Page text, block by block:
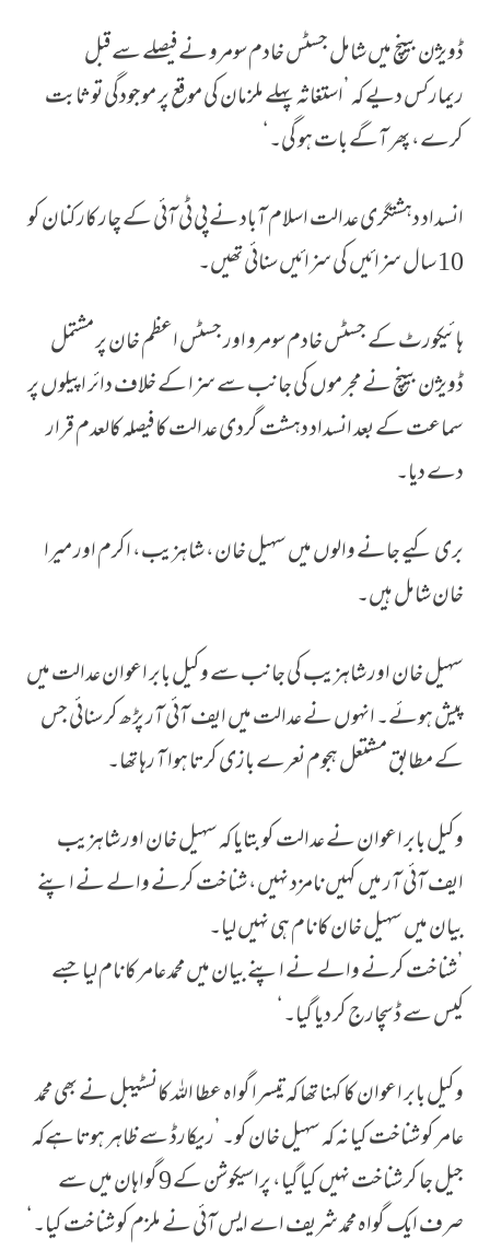
ڈویژن بینچ میں شامل جسٹس خادم سومرو نے فیصلے سے قبل
ریمارکس دیے کہ ’استغاثہ پہلے ملزمان کی موقع پر موجودگی تو ثابت
کرے، پھر آگے بات ہو گی۔‘
انسداد دہشتگری عدالت اسلام آباد نے پی ٹی آئی کے چار کارکنان کو
10 سال سزائیں کی سزائیں سنائی تھیں۔
ہائیکورٹ کے جسٹس خادم سومرو اور جسٹس اعظم خان پر مشتمل
ڈویژن بینچ نے مجرموں کی جانب سے سزا کے خلاف دائر اپیلوں پر
سماعت کے بعد انسداد دہشت گردی عدالت کا فیصلہ کالعدم قرار
دے دیا۔
بری کیے جانے والوں میں سہیل خان، شاہزیب، اکرم اور میرا
خان شامل ہیں۔
سہیل خان اور شاہزیب کی جانب سے وکیل بابر اعوان عدالت میں
پیش ہوئے۔ انہوں نے عدالت میں ایف آئی آر پڑھ کر سنائی جس
کے مطابق مشتعل ہجوم نعرے بازی کرتا ہوا آ رہا تھا۔
وکیل بابر اعوان نے عدالت کو بتایا کہ سہیل خان اور شاہزیب
ایف آئی آر میں کہیں نامزد نہیں، شناخت کرنے والے نے اپنے
بیان میں سہیل خان کا نام ہی نہیں لیا۔
’شناخت کرنے والے نے اپنے بیان میں محمد عامر کا نام لیا جسے
کیس سے ڈسچارج کر دیا گیا۔‘
وکیل بابر اعوان کا کہنا تھا کہ تیسرا گواہ عطا اللہ کانسٹیبل نے بھی محمد
عامر کو شناخت کیا نہ کہ سہیل خان کو۔ ’ریکارڈ سے ظاہر ہوتا ہےکہ
جیل جا کر شناخت نہیں کیا گیا، پراسیکوشن کے 9 گواہان میں سے
صرف ایک گواہ محمد شریف اے ایس آئی نے ملزم کو شناخت کیا۔‘